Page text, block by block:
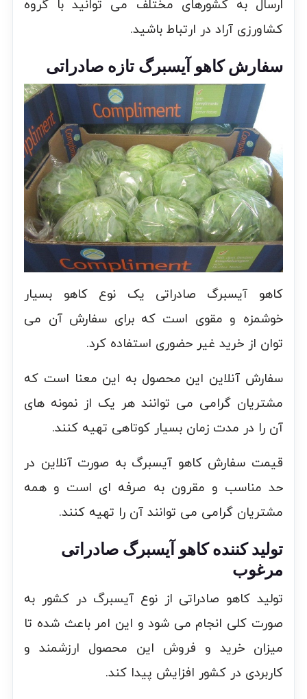
ارسال به کشورهای مختلف می توانید با گروه
کشاورزی آراد در ارتباط باشید.
سفارش کاهو آیسبرگ تازه صادراتی
کاهو آیسبرگ صادراتی یک نوع کاهو بسیار
خوشمزه و مقوی است که برای سفارش آن می
توان از خرید غیر حضوری استفاده کرد.
سفارش آنلاین این محصول به این معنا است که
مشتریان گرامی می توانند هر یک از نمونه های
آن را در مدت زمان بسیار کوتاهی تهیه کنند.
قیمت سفارش کاهو آیسبرگ به صورت آنلاین در
حد مناسب و مقرون به صرفه ای است و همه
مشتریان گرامی می توانند آن را تهیه کنند.
تولید کننده کاهو آیسبرگ صادراتی
مرغوب
تولید کاهو صادراتی از نوع آیسبرگ در کشور به
صورت کلی انجام می شود و این امر باعث شده تا
میزان خرید و فروش این محصول ارزشمند و
کاربردی در کشور افزایش پیدا کند.